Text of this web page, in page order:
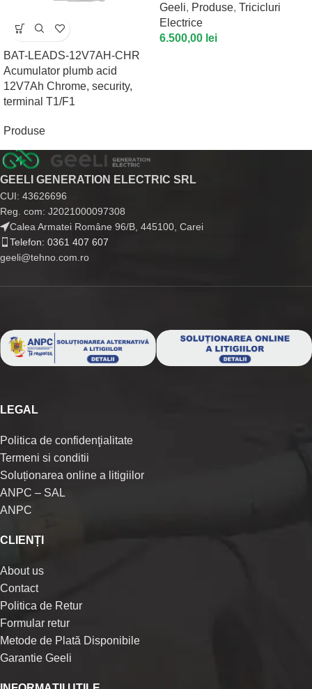
BAT-LEADS-12V7AH-CHR
Acumulator plumb acid
12V7Ah Chrome, security,
terminal T1/F1
Produse
Geeli, Produse, Tricicluri
Electrice
6.500,00 lei
GEELI GENERATION ELECTRIC SRL
CUI: 43626696
Reg. com: J2021000097308
Calea Armatei Române 96/B, 445100, Carei
Telefon: 0361 407 607
geeli@tehno.com.ro
LEGAL
Politica de confidenţialitate
Termeni si conditii
Soluționarea online a litigiilor
ANPC – SAL
ANPC
CLIENȚI
About us
Contact
Politica de Retur
Formular retur
Metode de Plată Disponibile
Garantie Geeli